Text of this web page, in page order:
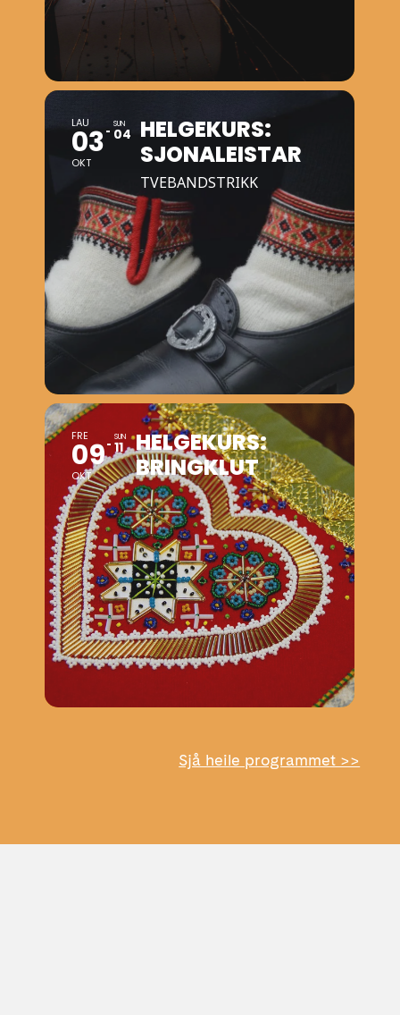
LAU
03
OKT
SUN
04 HELGEKURS:
SJONALEISTAR
TVEBANDSTRIKK
FRE
09
OKT
SUN
11
HELGEKURS:
BRINGKLUT
Sjå heile programmet >>